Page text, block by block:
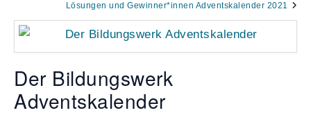
Lösungen und Gewinner*innen Adventskalender 2021
Der Bildungswerk
Adventskalender